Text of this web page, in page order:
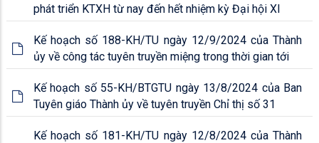
phát triển KTXH từ nay đến hết nhiệm kỳ Đại hội XI
Kế hoạch số 188-KH/TU ngày 12/9/2024 của Thành
ủy về công tác tuyên truyền miệng trong thời gian tới
Kế hoạch số 55-KH/BTGTU ngày 13/8/2024 của Ban
Tuyên giáo Thành ủy về tuyên truyền Chỉ thị số 31
Kế hoạch số 181-KH/TU ngày 12/8/2024 của Thành